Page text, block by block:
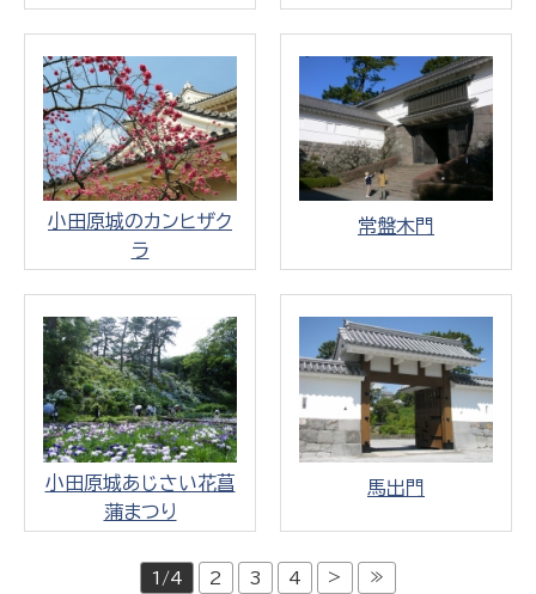
小田原城のカンヒザク
ラ
常盤木門
小田原城あじさい花菖
蒲まつり
馬出門
1/4 2 3 4 > ≫